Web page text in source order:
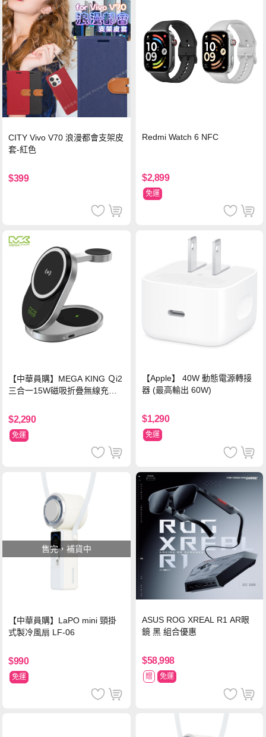
CITY Vivo V70 浪漫都會支架皮
套-紅色
$399
Redmi Watch 6 NFC
$2,899
免運
【中華員購】MEGA KING Ｑi2
三合一15W磁吸折疊無線充電
$2,290
免運
【Apple】 40W 動態電源轉接
器 (最高輸出 60W)
$1,290
免運
售完，補貨中
【中華員購】LaPO mini 頸掛
式製冷風扇 LF-06
$990
免運
ASUS ROG XREAL R1 AR眼
鏡 黑 組合優惠
$58,998
贈 免運